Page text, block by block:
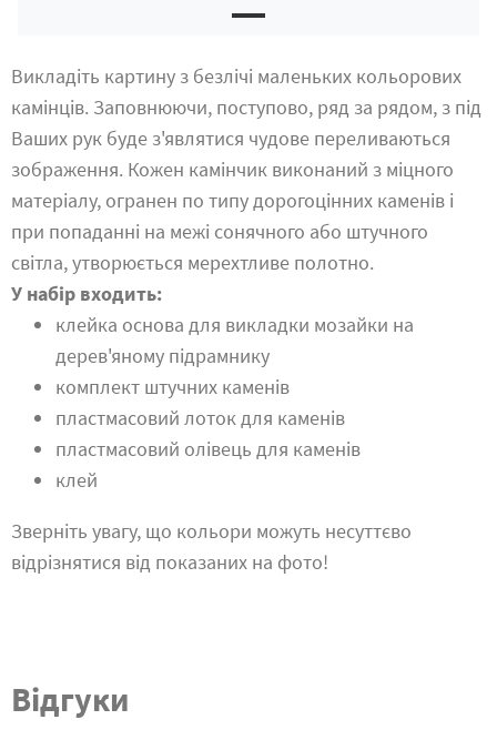
Викладіть картину з безлічі маленьких кольорових
камінців. Заповнюючи, поступово, ряд за рядом, з під
Ваших рук буде з'являтися чудове переливаються
зображення. Кожен камінчик виконаний з міцного
матеріалу, огранен по типу дорогоцінних каменів і
при попаданні на межі сонячного або штучного
світла, утворюється мерехтливе полотно.
У набір входить:
клейка основа для викладки мозайки на
дерев'яному підрамнику
комплект штучних каменів
пластмасовий лоток для каменів
пластмасовий олівець для каменів
клей
Зверніть увагу, що кольори можуть несуттєво
відрізнятися від показаних на фото!
Відгуки